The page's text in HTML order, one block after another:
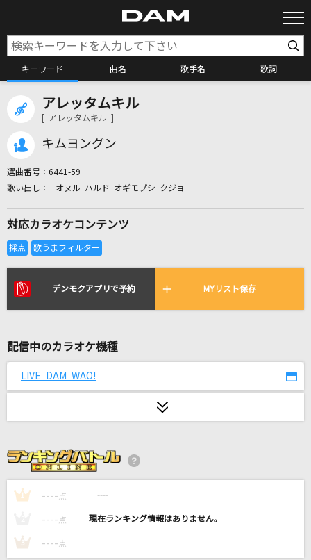
キーワード 曲名 歌手名 歌詞
カラオケ検索
リアルタイムで歌われている曲の一覧
[生音]TSUNAMI
[生音]しなやかに歌って
慟哭
工藤静香
KANA-BOON
アレッタムキル
[ アレッタムキル ]
キムヨングン
選曲番号： 6441-59
オヌル ハルド オギモプシ クジョ
対応カラオケコンテンツ
デンモクアプリで予約 MYリスト保存
配信中のカラオケ機種
LIVE DAM WAO!
1 ---- 点 ----
---- 点 ----
3 ---- 点 ----